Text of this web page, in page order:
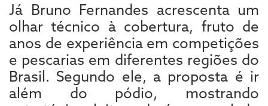
Já Bruno Fernandes acrescenta um
olhar técnico à cobertura, fruto de
anos de experiência em competições
e pescarias em diferentes regiões do
Brasil. Segundo ele, a proposta é ir
além do pódio, mostrando